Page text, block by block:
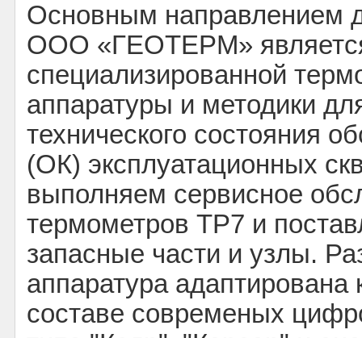
Основным направлением
ООО «ГЕОТЕРМ»
специализированной
аппаратуры и методики
технического состояния
(ОК) эксплуатационных
выполняем сервисное
термометров ТР7 и
запасные части и узлы.
аппаратура адаптирована
составе современых